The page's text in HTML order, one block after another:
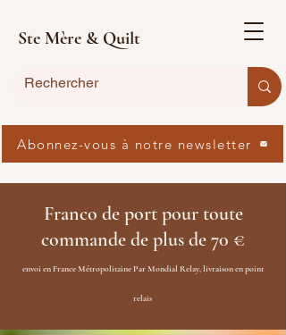
Ste Mère & Quilt
Franco de port pour toute
commande de plus de 70 €
envoi en France Métropolitaine Par Mondial Relay, livraison en point
relais
Abonnez-vous à notre newsletter